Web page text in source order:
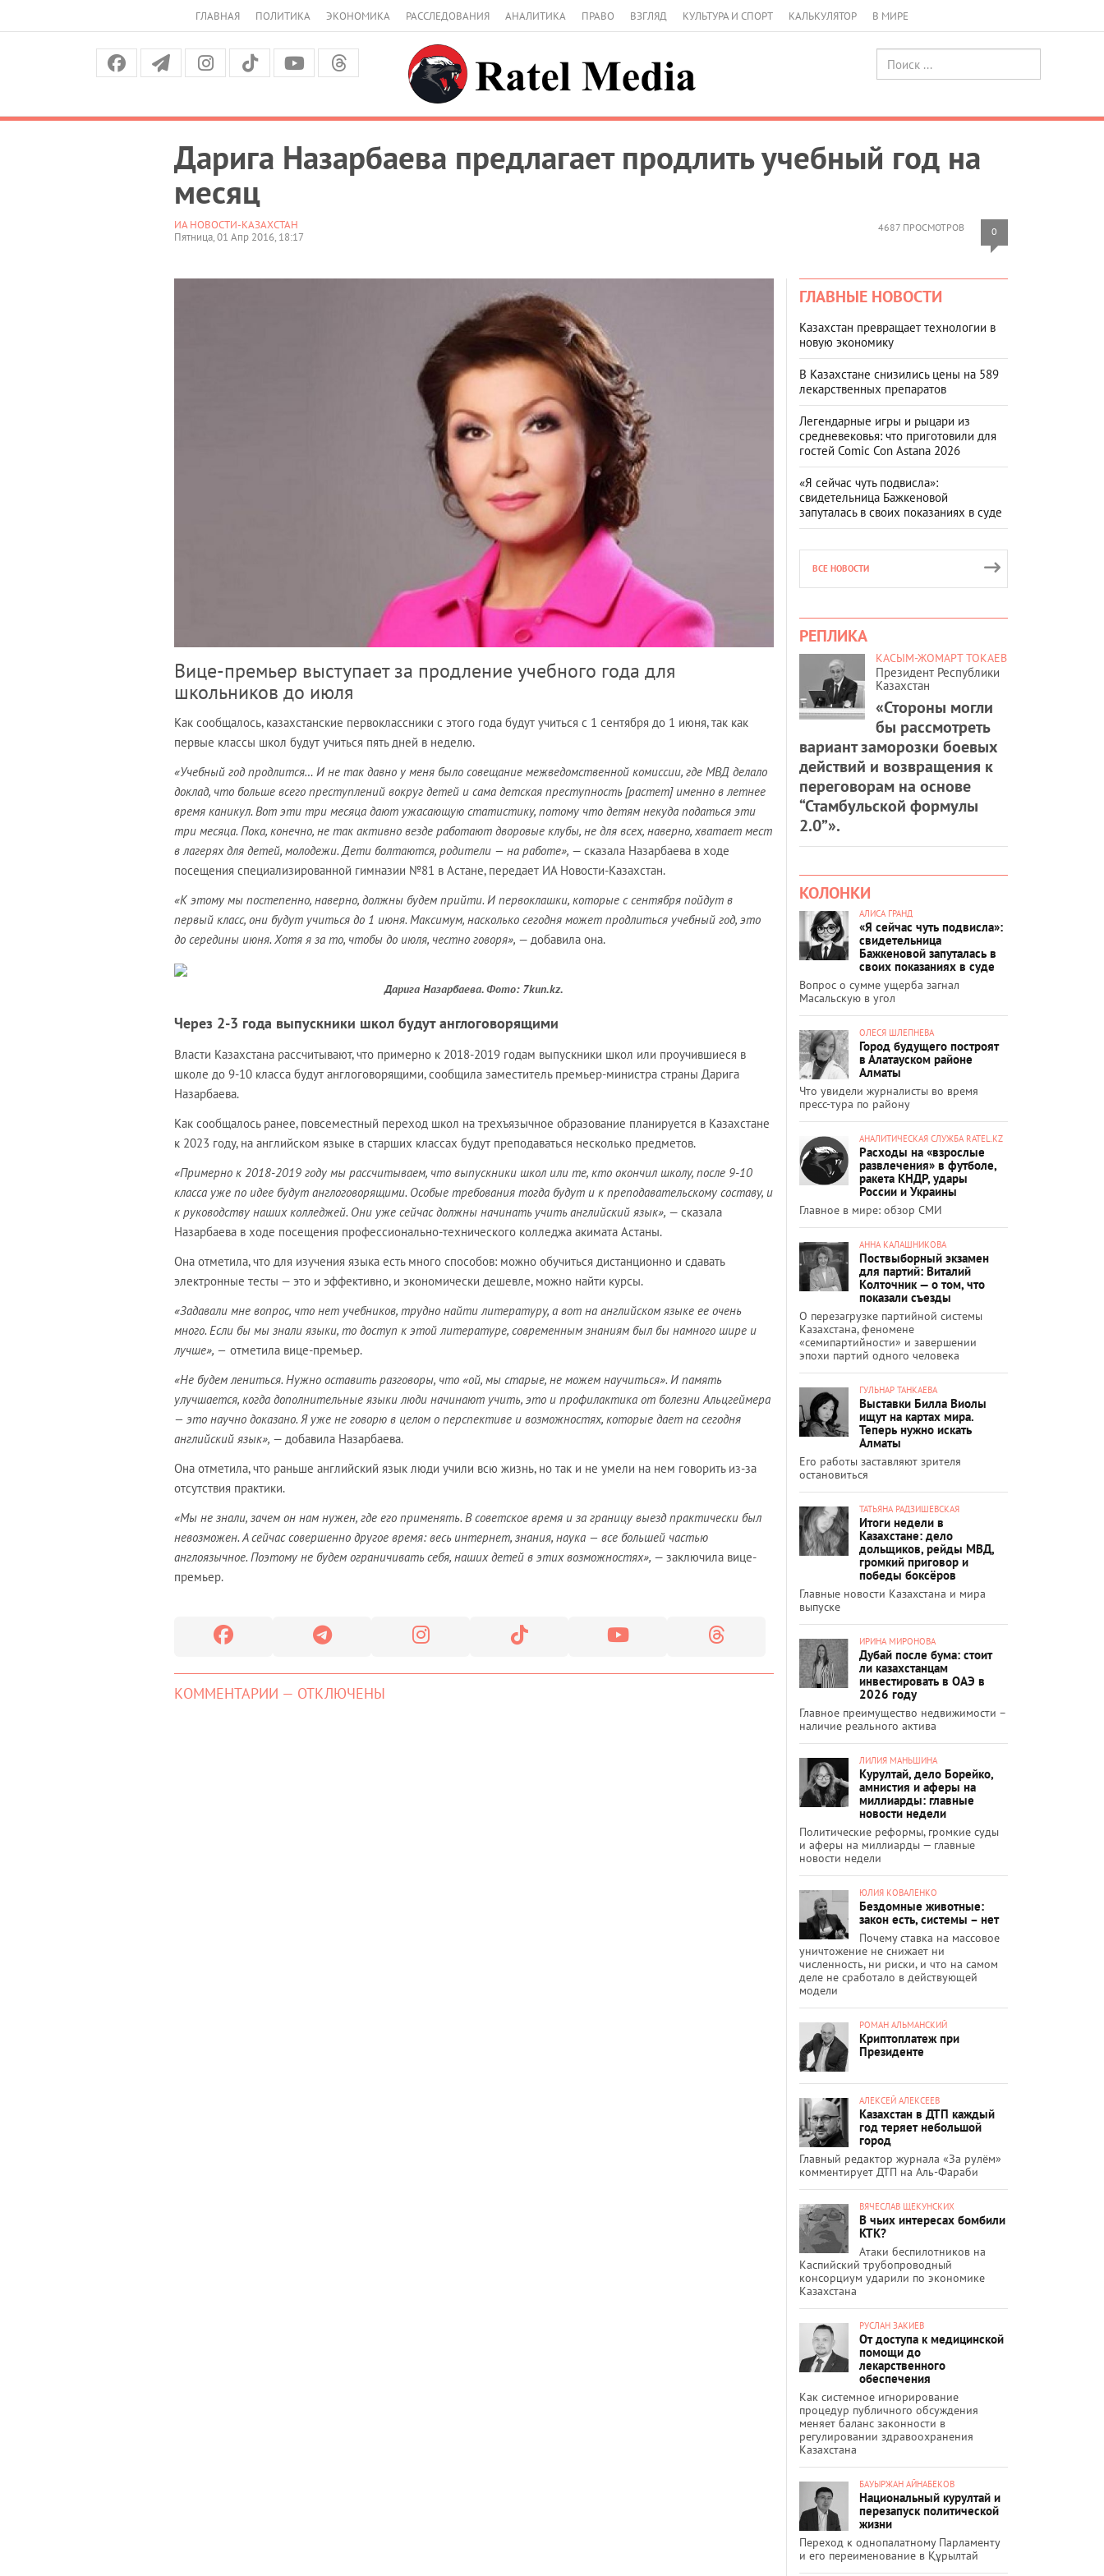
ГЛАВНАЯ ПОЛИТИКА ЭКОНОМИКА РАССЛЕДОВАНИЯ АНАЛИТИКА ПРАВО ВЗГЛЯД КУЛЬТУРА И СПОРТ КАЛЬКУЛЯТОР В МИРЕ
Дарига Назарбаева предлагает продлить учебный год на
месяц
4687 ПРОСМОТРОВ 0
ИА НОВОСТИ-КАЗАХСТАН
Пятница, 01 Апр 2016, 18:17
Вице-премьер выступает за продление учебного года для
школьников до июля
Как сообщалось, казахстанские первоклассники с этого года будут учиться с 1 сентября до 1 июня, так как
первые классы школ будут учиться пять дней в неделю.
«Учебный год продлится… И не так давно у меня было совещание межведомственной комиссии, где МВД делало
доклад, что больше всего преступлений вокруг детей и сама детская преступность [растет] именно в летнее
время каникул. Вот эти три месяца дают ужасающую статистику, потому что детям некуда податься эти
три месяца. Пока, конечно, не так активно везде работают дворовые клубы, не для всех, наверно, хватает мест
в лагерях для детей, молодежи. Дети болтаются, родители — на работе», — сказала Назарбаева в ходе
посещения специализированной гимназии №81 в Астане, передает ИА Новости-Казахстан.
«К этому мы постепенно, наверно, должны будем прийти. И первоклашки, которые с сентября пойдут в
первый класс, они будут учиться до 1 июня. Максимум, насколько сегодня может продлиться учебный год, это
до середины июня. Хотя я за то, чтобы до июля, честно говоря», — добавила она.
Дарига Назарбаева. Фото: 7kun.kz.
Через 2-3 года выпускники школ будут англоговорящими
Власти Казахстана рассчитывают, что примерно к 2018-2019 годам выпускники школ или проучившиеся в
школе до 9-10 класса будут англоговорящими, сообщила заместитель премьер-министра страны Дарига
Назарбаева.
Как сообщалось ранее, повсеместный переход школ на трехъязычное образование планируется в Казахстане
к 2023 году, на английском языке в старших классах будут преподаваться несколько предметов.
«Примерно к 2018-2019 году мы рассчитываем, что выпускники школ или те, кто окончил школу, после 9-10
класса уже по идее будут англоговорящими. Особые требования тогда будут и к преподавательскому составу, и
к руководству наших колледжей. Они уже сейчас должны начинать учить английский язык», — сказала
Назарбаева в ходе посещения профессионально-технического колледжа акимата Астаны.
Она отметила, что для изучения языка есть много способов: можно обучиться дистанционно и сдавать
электронные тесты — это и эффективно, и экономически дешевле, можно найти курсы.
«Задавали мне вопрос, что нет учебников, трудно найти литературу, а вот на английском языке ее очень
много. Если бы мы знали языки, то доступ к этой литературе, современным знаниям был бы намного шире и
лучше», — отметила вице-премьер.
«Не будем лениться. Нужно оставить разговоры, что «ой, мы старые, не можем научиться». И память
улучшается, когда дополнительные языки люди начинают учить, это и профилактика от болезни Альцгеймера
— это научно доказано. Я уже не говорю в целом о перспективе и возможностях, которые дает на сегодня
английский язык», — добавила Назарбаева.
Она отметила, что раньше английский язык люди учили всю жизнь, но так и не умели на нем говорить из-за
отсутствия практики.
«Мы не знали, зачем он нам нужен, где его применять. В советское время и за границу выезд практически был
невозможен. А сейчас совершенно другое время: весь интернет, знания, наука — все большей частью
англоязычное. Поэтому не будем ограничивать себя, наших детей в этих возможностях», — заключила вице-
премьер.
КОММЕНТАРИИ — ОТКЛЮЧЕНЫ
ГЛАВНЫЕ НОВОСТИ
Казахстан превращает технологии в
новую экономику
В Казахстане снизились цены на 589
лекарственных препаратов
Легендарные игры и рыцари из
средневековья: что приготовили для
гостей Comic Con Astana 2026
«Я сейчас чуть подвисла»:
свидетельница Бажкеновой
запуталась в своих показаниях в суде
ВСЕ НОВОСТИ
РЕПЛИКА
КАСЫМ-ЖОМАРТ ТОКАЕВ
Президент Республики
Казахстан
«Стороны могли
бы рассмотреть
вариант заморозки боевых
действий и возвращения к
переговорам на основе
“Стамбульской формулы
2.0”».
КОЛОНКИ
АЛИСА ГРАНД
«Я сейчас чуть подвисла»:
свидетельница
Бажкеновой запуталась в
своих показаниях в суде
Вопрос о сумме ущерба загнал
Масальскую в угол
ОЛЕСЯ ШЛЕПНЕВА
Город будущего построят
в Алатауском районе
Алматы
Что увидели журналисты во время
пресс-тура по району
АНАЛИТИЧЕСКАЯ СЛУЖБА RATEL.KZ
Расходы на «взрослые
развлечения» в футболе,
ракета КНДР, удары
России и Украины
Главное в мире: обзор СМИ
АННА КАЛАШНИКОВА
Поствыборный экзамен
для партий: Виталий
Колточник — о том, что
показали съезды
О перезагрузке партийной системы
Казахстана, феномене
«семипартийности» и завершении
эпохи партий одного человека
ГУЛЬНАР ТАНКАЕВА
Выставки Билла Виолы
ищут на картах мира.
Теперь нужно искать
Алматы
Его работы заставляют зрителя
остановиться
ТАТЬЯНА РАДЗИШЕВСКАЯ
Итоги недели в
Казахстане: дело
дольщиков, рейды МВД,
громкий приговор и
победы боксёров
Главные новости Казахстана и мира
выпуске
ИРИНА МИРОНОВА
Дубай после бума: стоит
ли казахстанцам
инвестировать в ОАЭ в
2026 году
Главное преимущество недвижимости –
наличие реального актива
ЛИЛИЯ МАНЬШИНА
Курултай, дело Борейко,
амнистия и аферы на
миллиарды: главные
новости недели
Политические реформы, громкие суды
и аферы на миллиарды — главные
новости недели
ЮЛИЯ КОВАЛЕНКО
Бездомные животные:
закон есть, системы – нет
Почему ставка на массовое
уничтожение не снижает ни
численность, ни риски, и что на самом
деле не сработало в действующей
модели
РОМАН АЛЬМАНСКИЙ
Криптоплатеж при
Президенте
АЛЕКСЕЙ АЛЕКСЕЕВ
Казахстан в ДТП каждый
год теряет небольшой
город
Главный редактор журнала «За рулём»
комментирует ДТП на Аль-Фараби
ВЯЧЕСЛАВ ЩЕКУНСКИХ
В чьих интересах бомбили
КТК?
Атаки беспилотников на
Каспийский трубопроводный
консорциум ударили по экономике
Казахстана
РУСЛАН ЗАКИЕВ
От доступа к медицинской
помощи до
лекарственного
обеспечения
Как системное игнорирование
процедур публичного обсуждения
меняет баланс законности в
регулировании здравоохранения
Казахстана
БАУЫРЖАН АЙНАБЕКОВ
Национальный курултай и
перезапуск политической
жизни
Переход к однопалатному Парламенту
и его переименование в Құрылтай